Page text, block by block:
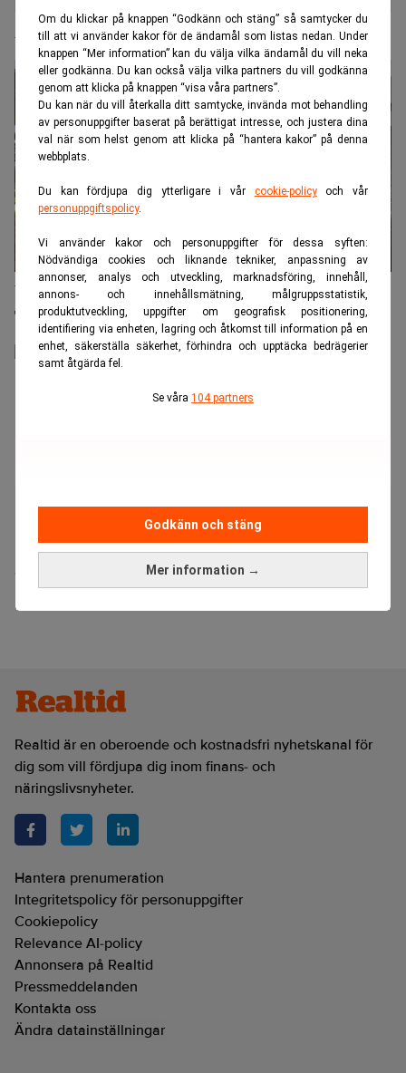
Om du klickar på knappen “Godkänn och stäng” så samtycker du
till att vi använder kakor för de ändamål som listas nedan. Under
knappen “Mer information” kan du välja vilka ändamål du vill neka
eller godkänna. Du kan också välja vilka partners du vill godkänna
genom att klicka på knappen “visa våra partners”.
Du kan när du vill återkalla ditt samtycke, invända mot behandling
av personuppgifter baserat på berättigat intresse, och justera dina
val när som helst genom att klicka på “hantera kakor” på denna
webbplats.
Du kan fördjupa dig ytterligare i vår cookie-policyoch vår
personuppgiftspolicy.
Vi använder kakor och personuppgifter för dessa syften:
Nödvändiga cookies och liknande tekniker, anpassning av
annonser, analys och utveckling, marknadsföring, innehåll,
annons- och innehållsmätning, målgruppsstatistik,
produktutveckling, uppgifter om geografisk positionering,
identifiering via enheten, lagring och åtkomst till information på en
enhet, säkerställa säkerhet, förhindra och upptäcka bedrägerier
samt åtgärda fel.
Se våra 104 partners
Mer information →
Godkänn och stäng
AI utklassade erfarna advokater
Världens bästa MBA-skolor rankade av Financial
Times
“VAB existerar inte i Schweiz”
Realtid är en oberoende och kostnadsfri nyhetskanal för
dig som vill fördjupa dig inom finans- och
näringslivsnyheter.
Hantera prenumeration
Integritetspolicy för personuppgifter
Cookiepolicy
Relevance AI-policy
Annonsera på Realtid
Pressmeddelanden
Kontakta oss
Ändra datainställningar